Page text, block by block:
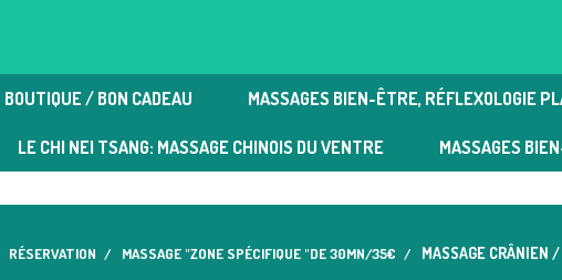
plantaire | Massages bien-être
BOUTIQUE / BON CADEAU MASSAGES BIEN-ÊTRE, RÉFLEXOLOGIE
LE CHI NEI TSANG: MASSAGE CHINOIS DU VENTRE MASSAGES
RÉSERVATION MASSAGE "ZONE SPÉCIFIQUE "DE 30MN/35€ MASSAGE CRÂNIEN